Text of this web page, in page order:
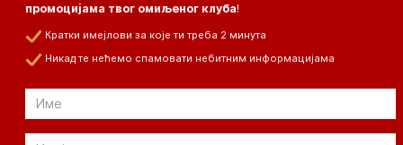
промоцијама твог омиљеног клуба!
Кратки имејлови за које ти треба 2 минута
Никад те нећемо спамовати небитним информацијама
Email